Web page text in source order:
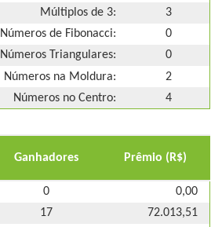
Múltiplos de 3:
3
Números de Fibonacci:
0
Números Triangulares:
0
Números na Moldura:
2
Números no Centro:
4
Ganhadores Prêmio (R$)
0
0,00
17
72.013,51